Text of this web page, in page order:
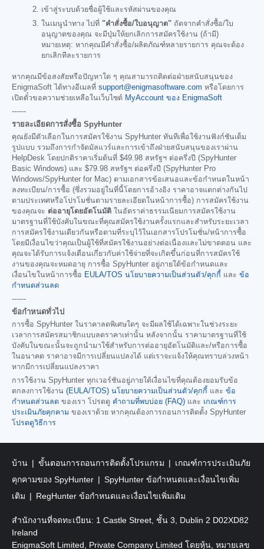
เข้าสู่ระบบด้วยชื่อผู้ใช้และรหัสผ่านของคุณ
ในเมนูนำทาง ไปที่ "คำสั่งซื้อ/ใบอนุญาต" ถัดจากคำสั่งซื้อ/ใบ
อนุญาตของคุณ จะมีปุ่มให้ยกเลิกการสมัครใช้งาน (ถ้ามี)
หมายเหตุ: หากคุณมีคำสั่งซื้อ/ผลิตภัณฑ์หลายรายการ คุณจะต้อง
ยกเลิกทีละรายการ
หากคุณมีข้อสงสัยหรือปัญหาใด ๆ คุณสามารถติดต่อฝ่ายสนับสนุนของ
EnigmaSoft ได้ทางอีเมลที่ support@enigmasoftware.com หรือโดยการ
เปิดตั๋วขอความช่วยเหลือในเว็บไซต์ MyAccount ของ EnigmaSoft
------
รายละเอียดการสั่งซื้อ SpyHunter
คุณยังมีตัวเลือกในการสมัครใช้งาน SpyHunter ทันทีเพื่อใช้งานฟังก์ชันเต็ม
รูปแบบ รวมถึงการกำจัดมัลแวร์และการเข้าถึงฝ่ายสนับสนุนของเราผ่าน
HelpDesk โดยปกติราคาเริ่มต้นที่ $49.98 สหรัฐฯ ต่อครึ่งปี (SpyHunter
Basic Windows) และ $79.98 สหรัฐฯ ต่อครึ่งปี (SpyHunter Pro
Windows/SpyHunter for Mac) ตามเอกสารข้อเสนอและข้อกำหนดในหน้า
ลงทะเบียน/การซื้อ (ซึ่งรวมอยู่ในที่นี้โดยการอ้างอิง ราคาอาจแตกต่างกันไป
ตามประเทศหรือโปรโมชั่นตามรายละเอียดในหน้าการซื้อ) การสมัครใช้งาน
ของคุณจะ ต่ออายุโดยอัตโนมัติ ในอัตราค่าธรรมเนียมการสมัครใช้งาน
มาตรฐานที่ใช้บังคับในขณะที่คุณสมัครใช้งานครั้งแรกและสำหรับระยะเวลา
การสมัครใช้งานเดียวกันหรือตามที่ระบุไว้ในเอกสารโปรโมชั่น/หน้าการซื้อ
โดยมีเงื่อนไขว่าคุณเป็นผู้ใช้ที่สมัครใช้งานอย่างต่อเนื่องและไม่ขาดตอน และ
คุณจะได้รับการแจ้งเตือนเกี่ยวกับค่าใช้จ่ายที่จะเกิดขึ้นก่อนที่การสมัครใช้
งานของคุณจะหมดอายุ การซื้อ SpyHunter อยู่ภายใต้ข้อกำหนดและ
เงื่อนไขในหน้าการซื้อ EULA/TOS นโยบายความเป็นส่วนตัว/คุกกี้ และ ข้อ
กำหนดส่วนลด
------
ข้อกำหนดทั่วไป
การซื้อ SpyHunter ในราคาลดพิเศษใดๆ จะมีผลใช้ได้เฉพาะในช่วงระยะ
เวลาการสมัครสมาชิกแบบลดราคาเท่านั้น หลังจากนั้น ราคามาตรฐานที่ใช้
บังคับในขณะนั้นจะถูกนำมาใช้สำหรับการต่ออายุอัตโนมัติและ/หรือการซื้อ
ในอนาคต ราคาอาจมีการเปลี่ยนแปลงได้ แต่เราจะแจ้งให้คุณทราบล่วงหน้า
หากมีการเปลี่ยนแปลงราคา
การใช้งาน SpyHunter ทุกเวอร์ชันอยู่ภายใต้เงื่อนไขที่คุณต้องยอมรับข้อ
ตกลงการใช้งาน (EULA/TOS) นโยบายความเป็นส่วนตัว/คุกกี้ และ ข้อ
กำหนดส่วนลด ของเรา โปรดดู คำถามที่พบบ่อย (FAQ) และ เกณฑ์การ
ประเมินภัยคุกคาม ของเราด้วย หากคุณต้องการถอนการติดตั้ง SpyHunter
โปรดดูวิธีการ
บ้าน ขั้นตอนการถอนการติดตั้งโปรแกรม
เกณฑ์การประเมินภัย
คุกคามของ SpyHunter
SpyHunter ข้อกำหนดและเงื่อนไขเพิ่ม
เติม
RegHunter ข้อกำหนดและเงื่อนไขเพิ่มเติม
สำนักงานที่จดทะเบียน: 1 Castle Street, ชั้น 3, Dublin 2 D02XD82
Ireland
EnigmaSoft Limited, Private Company Limited โดยหุ้น, หมายเลข